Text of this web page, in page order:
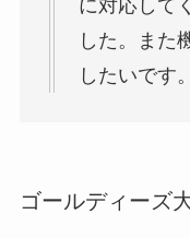
に対応して
した。また
したいです。
ゴールディーズ